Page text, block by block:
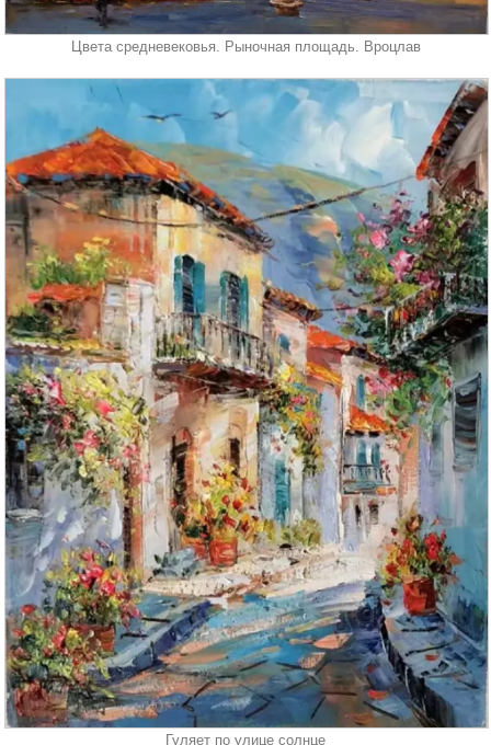
Цвета средневековья. Рыночная площадь. Вроцлав
Гуляет по улице солнце